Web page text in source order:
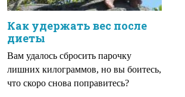
Как удержать вес после
диеты
Вам удалось сбросить парочку
лишних килограммов, но вы боитесь,
что скоро снова поправитесь?